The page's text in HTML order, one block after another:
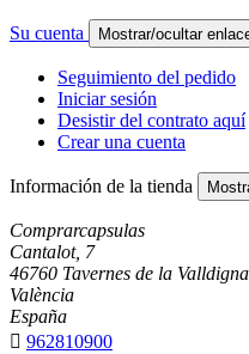
Su cuenta Mostrar/ocultar
Seguimiento del pedido
Iniciar sesión
Desistir del contrato aquí
Crear una cuenta
Información de la tienda
Comprarcapsulas
Cantalot, 7
46760 Tavernes de la Valldigna
València
España
 962810900